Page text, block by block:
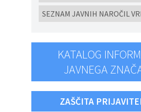
KATALOG
JAVNEGA
ZAŠČITA